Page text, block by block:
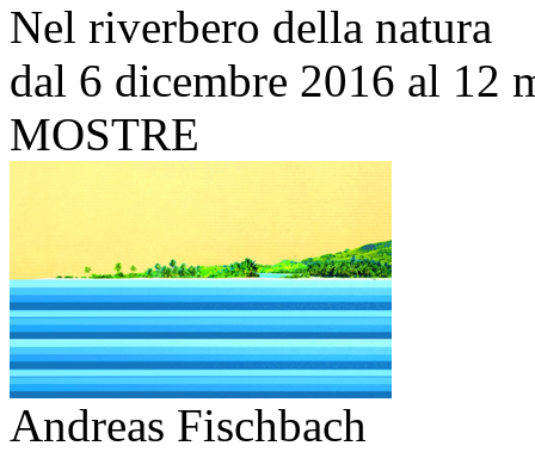
Nel riverbero della natura
dal 6 dicembre 2016 al 12
MOSTRE
Andreas Fischbach